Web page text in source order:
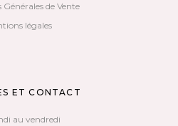
de Vente
légales
ET CONTACT
au vendredi